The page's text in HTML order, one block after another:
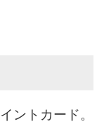
ントカード。